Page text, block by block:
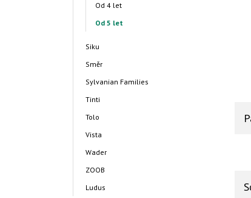
Od 4 let
Od 5 let
Siku
Směr
Sylvanian Families
Tinti
Tolo
Vista
Wader
ZOOB
Ludus